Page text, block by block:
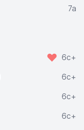
7a
6c+
6c+
6c+
6c+